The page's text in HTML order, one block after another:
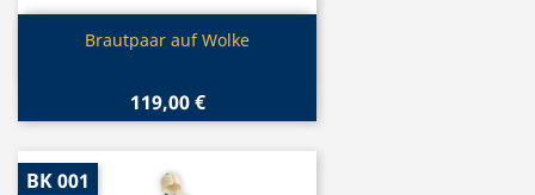
Vorschau
Brautpaar auf Wolke
119,00 €
BK 001